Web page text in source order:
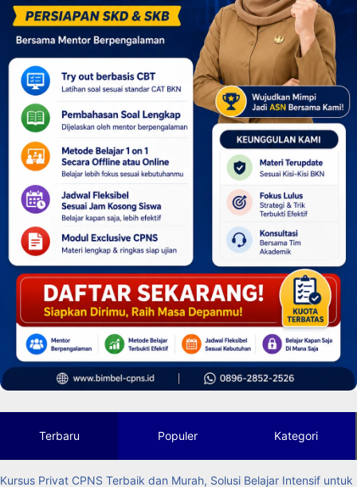
Terbaru Populer Kategori
Kursus Privat CPNS Terbaik dan Murah, Solusi Belajar Intensif untuk